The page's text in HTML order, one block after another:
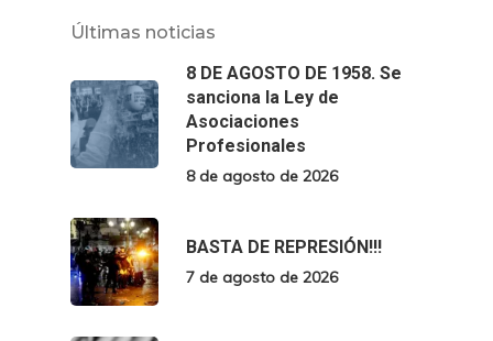
Últimas noticias
8 DE AGOSTO DE 1958. Se
sanciona la Ley de
Asociaciones
Profesionales
8 de agosto de 2026
BASTA DE REPRESIÓN!!!
7 de agosto de 2026